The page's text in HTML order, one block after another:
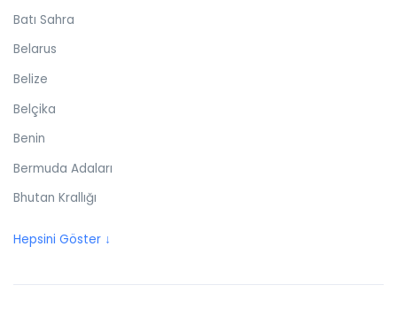
Batı Sahra
Belarus
Belize
Belçika
Benin
Bermuda Adaları
Bhutan Krallığı
Bolivya
Hepsini Göster ↓